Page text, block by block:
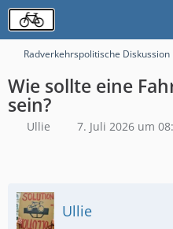
Radverkehrspolitische Diskussion
Wie sollte eine
sein?
Ullie 7. Juli 2026 um
Ullie